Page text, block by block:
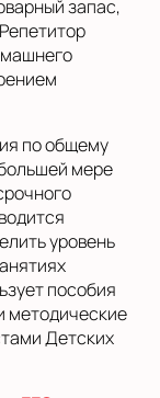
запас,
по общему
мере
уровень
пособия
методические
Детских